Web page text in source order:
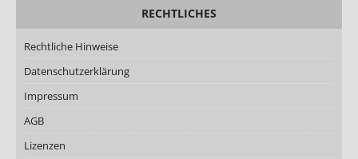
RECHTLICHES
Rechtliche Hinweise
Datenschutzerklärung
Impressum
AGB
Lizenzen